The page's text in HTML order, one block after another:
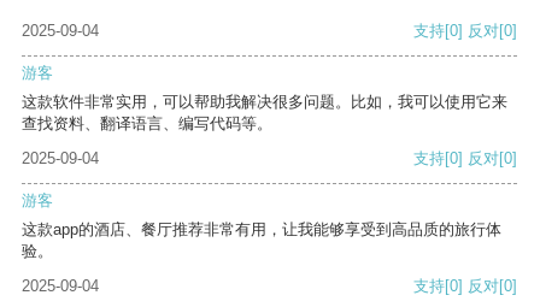
2025-09-04 支持[0] 反对[0]
游客
这款软件非常实用，可以帮助我解决很多问题。比如，我可以使用它来
查找资料、翻译语言、编写代码等。
2025-09-04
支持[0] 反对[0]
游客
这款app的酒店、餐厅推荐非常有用，让我能够享受到高品质的旅行体
验。
2025-09-04
支持[0] 反对[0]